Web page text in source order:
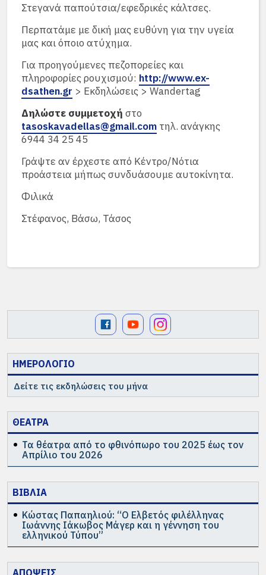
ΗΜΕΡΟΛΟΓΙΟ
Δείτε τις εκδηλώσεις του μήνα
ΘΕΑΤΡΑ
Τα θέατρα από το φθινόπωρο του 2025 έως τον
Απρίλιο του 2026
ΒΙΒΛΙΑ
Κώστας Παπαηλιού: “Ο Ελβετός φιλέλληνας
Ιωάννης Ιάκωβος Μάγερ και η γέννηση του
ελληνικού Τύπου”
ΑΠΟΨΕΙΣ
Στεγανά παπούτσια/εφεδρικές κάλτσες.
Περπατάμε με δική μας ευθύνη για την υγεία
μας και όποιο ατύχημα.
Για προηγούμενες πεζοπορείες και
πληροφορίες ρουχισμού: http://www.ex-
dsathen.gr > Εκδηλώσεις > Wandertag
Δηλώστε συμμετοχή στο
tasoskavadellas@gmail.com τηλ. ανάγκης
6944 34 25 45
Γράψτε αν έρχεστε από Κέντρο/Νότια
προάστεια μήπως συνδυάσουμε αυτοκίνητα.
Φιλικά
Στέφανος, Βάσω, Τάσος